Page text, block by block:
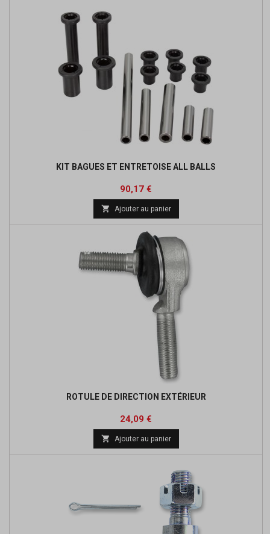
KIT BAGUES ET ENTRETOISE ALL BALLS
Prix
90,17 €
base
 Ajouter au panier
ROTULE DE DIRECTION EXTÉRIEUR
Prix
24,09 €
base
 Ajouter au panier